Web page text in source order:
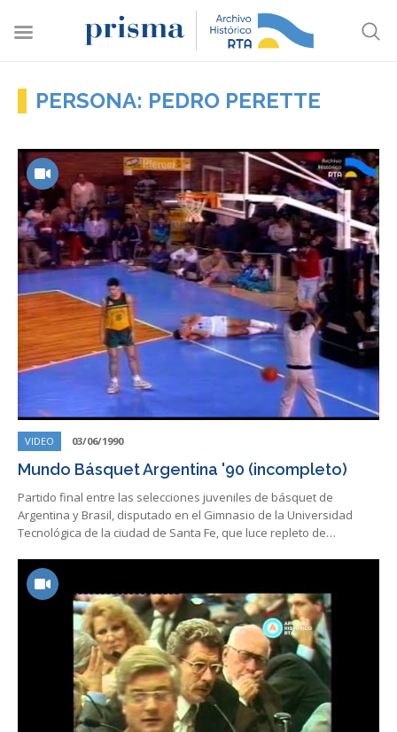
PERSONA: PEDRO PERETTE
VIDEO 03/06/1990
Mundo Básquet Argentina '90 (incompleto)
Partido final entre las selecciones juveniles de básquet de
Argentina y Brasil, disputado en el Gimnasio de la Universidad
Tecnológica de la ciudad de Santa Fe, que luce repleto de…